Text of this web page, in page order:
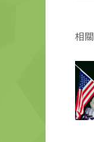
相